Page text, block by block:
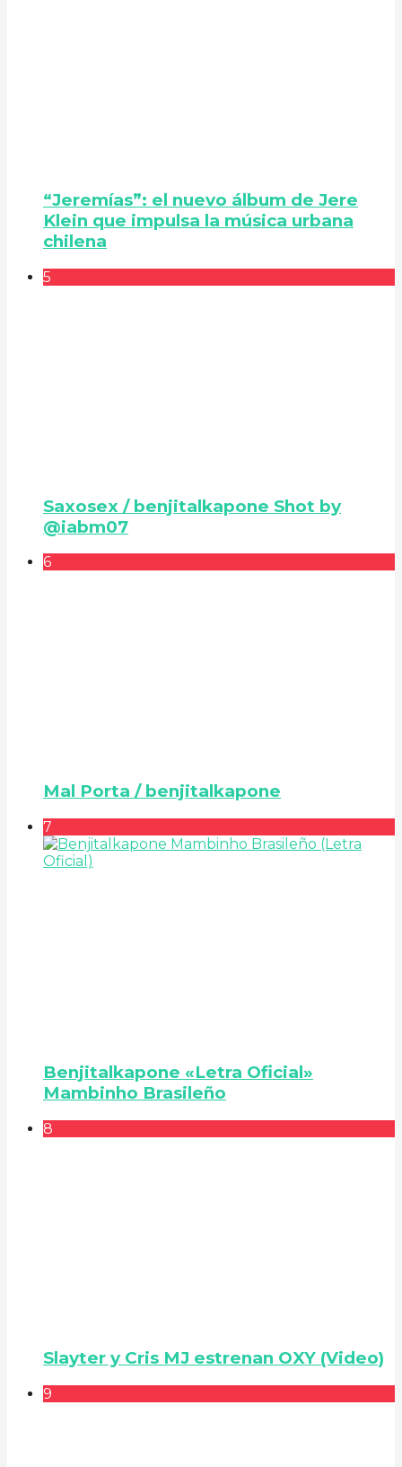
“Jeremías”: el nuevo álbum de Jere
Klein que impulsa la música urbana
chilena
5
Saxosex / benjitalkapone Shot by
@iabm07
6
Mal Porta / benjitalkapone
7
Benjitalkapone «Letra Oficial»
Mambinho Brasileño
8
Slayter y Cris MJ estrenan OXY (Video)
9